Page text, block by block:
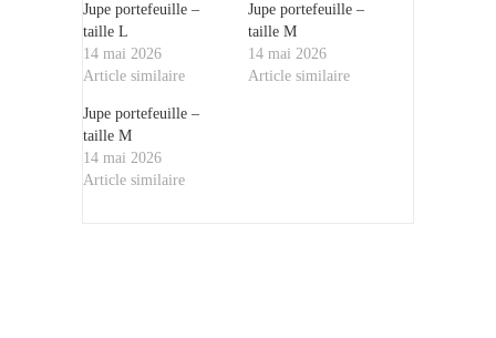
Jupe portefeuille –
taille L
14 mai 2026
Article similaire
Jupe portefeuille –
taille M
14 mai 2026
Article similaire
Jupe portefeuille –
taille M
14 mai 2026
Article similaire